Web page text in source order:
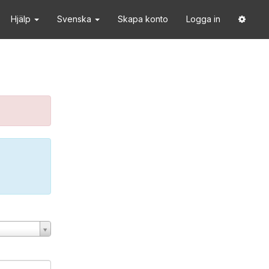
Hjälp Svenska Skapa konto Logga in